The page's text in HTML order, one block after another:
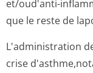
et/oud'anti-
que le reste de
L'administration
crise